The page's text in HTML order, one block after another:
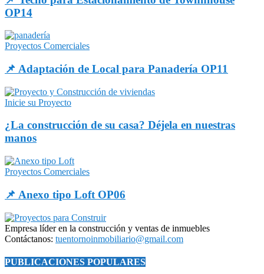
OP14
Proyectos Comerciales
📌 Adaptación de Local para Panadería OP11
Inicie su Proyecto
¿La construcción de su casa? Déjela en nuestras
manos
Proyectos Comerciales
📌 Anexo tipo Loft OP06
Empresa líder en la construcción y ventas de inmuebles
Contáctanos: tuentornoinmobiliario@gmail.com
PUBLICACIONES POPULARES